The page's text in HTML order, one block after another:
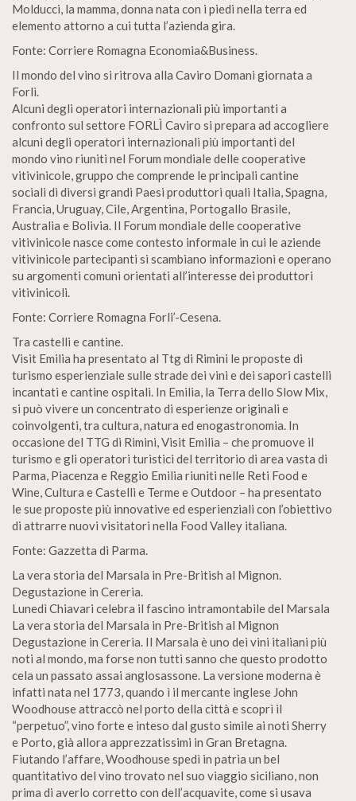
Molducci, la mamma, donna nata con i piedi nella terra ed
elemento attorno a cui tutta l’azienda gira.
Fonte: Corriere Romagna Economia&Business.
Il mondo del vino si ritrova alla Caviro Domani giornata a
Forlì.
Alcuni degli operatori internazionali più importanti a
confronto sul settore FORLÌ Caviro si prepara ad accogliere
alcuni degli operatori internazionali più importanti del
mondo vino riuniti nel Forum mondiale delle cooperative
vitivinicole, gruppo che comprende le principali cantine
sociali di diversi grandi Paesi produttori quali Italia, Spagna,
Francia, Uruguay, Cile, Argentina, Portogallo Brasile,
Australia e Bolivia. Il Forum mondiale delle cooperative
vitivinicole nasce come contesto informale in cui le aziende
vitivinicole partecipanti si scambiano informazioni e operano
su argomenti comuni orientati all’interesse dei produttori
vitivinicoli.
Fonte: Corriere Romagna Forli’-Cesena.
Tra castelli e cantine.
Visit Emilia ha presentato al Ttg di Rimini le proposte di
turismo esperienziale sulle strade dei vini e dei sapori castelli
incantati e cantine ospitali. In Emilia, la Terra dello Slow Mix,
si può vivere un concentrato di esperienze originali e
coinvolgenti, tra cultura, natura ed enogastronomia. In
occasione del TTG di Rimini, Visit Emilia – che promuove il
turismo e gli operatori turistici del territorio di area vasta di
Parma, Piacenza e Reggio Emilia riuniti nelle Reti Food e
Wine, Cultura e Castelli e Terme e Outdoor – ha presentato
le sue proposte più innovative ed esperienziali con l’obiettivo
di attrarre nuovi visitatori nella Food Valley italiana.
Fonte: Gazzetta di Parma.
La vera storia del Marsala in Pre-British al Mignon.
Degustazione in Cereria.
Lunedì Chiavari celebra il fascino intramontabile del Marsala
La vera storia del Marsala in Pre-British al Mignon
Degustazione in Cereria. Il Marsala è uno dei vini italiani più
noti al mondo, ma forse non tutti sanno che questo prodotto
cela un passato assai anglosassone. La versione moderna è
infatti nata nel 1773, quando ì il mercante inglese John
Woodhouse attraccò nel porto della città e scoprì il
“perpetuo”, vino forte e inteso dal gusto simile ai noti Sherry
e Porto, già allora apprezzatissimi in Gran Bretagna.
Fiutando l’affare, Woodhouse spedì in patria un bel
quantitativo del vino trovato nel suo viaggio siciliano, non
prima di averlo corretto con dell’acquavite, come si usava